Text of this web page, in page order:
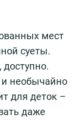
мест
суеты.
доступно.
и необычайно
для деток –
даже